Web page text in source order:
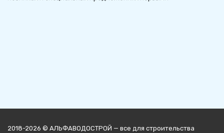
2018-2026 © АЛЬФАВОДОСТРОЙ — все для строительства